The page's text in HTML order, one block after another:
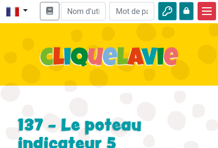
Enseignement biblique
Aventures
137 - Le poteau
indicateur 5